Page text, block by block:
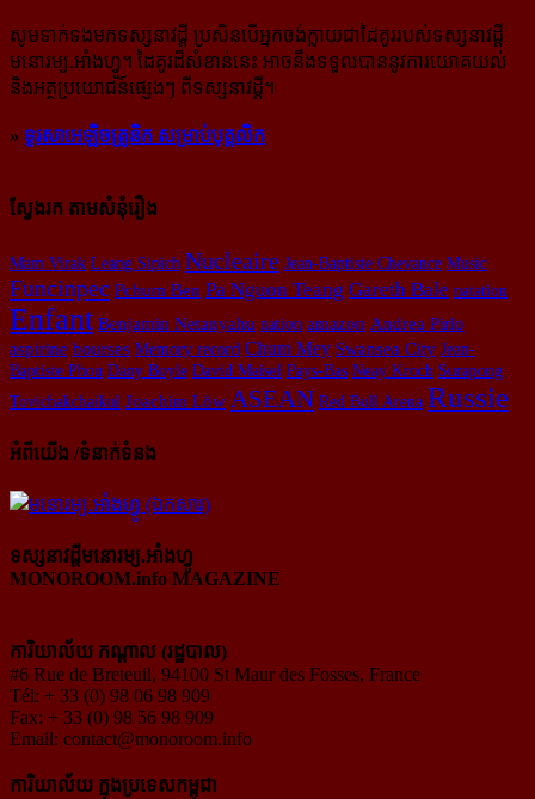
សូម​ទាក់ទង​មក​ទស្សនាវដ្ដី ប្រសិន​បើ​អ្នក​ចង់​ក្លាយ​ជា​ដៃគូរ​របស់​ទស្សនាវដ្ដី​
មនោរម្យ.អាំងហ្វូ។ ដៃ​គូរ​ដ៏​សំខាន់​នេះ អាច​នឹង​ទទួល​បាន​នូវ​ការ​យោគយល់
និង​អត្ថ​ប្រយោជន៍​ផ្សេងៗ ពីទស្សនាវដ្ដី។
» ទូរសាអេឡិចត្រូនិក សម្រាប់បុគ្គលិក
ស្វែងរក តាមសំនុំរឿង
Mam Virak Leang Sipich Nucleaire Jean-Baptiste Chevance Music
Funcinpec Pchum Ben Pa Nguon Teang Gareth Bale natation
Enfant Benjamin Netanyahu nation amazon Andrea Pirlo
aspirine bourses Memory record Chum Mey Swansea City Jean-
Baptiste Phou Dany Boyle David Maisel Pays-Bas Neay Kroch Surapong
Tovichakchaikul Joachim Löw ASEAN Red Bull Arena Russie
អំពីយើង /ទំនាក់ទំនង
ទស្សនាវដ្ដីមនោរម្យ.អាំងហ្វូ
MONOROOM.info MAGAZINE
ការិយាល័យ កណ្ដាល (រដ្ឋបាល)
#6 Rue de Breteuil, 94100 St Maur des Fosses, France
Tél: + 33 (0) 98 06 98 909
Fax: + 33 (0) 98 56 98 909
Email: contact@monoroom.info
ការិយាល័យ ក្នុង​ប្រទេស​កម្ពុជា